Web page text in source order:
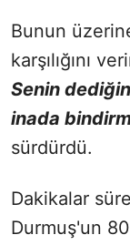
Bunun
karşılığını
Senin
inada
sürdürdü.
Dakikalar
Durmuş'un